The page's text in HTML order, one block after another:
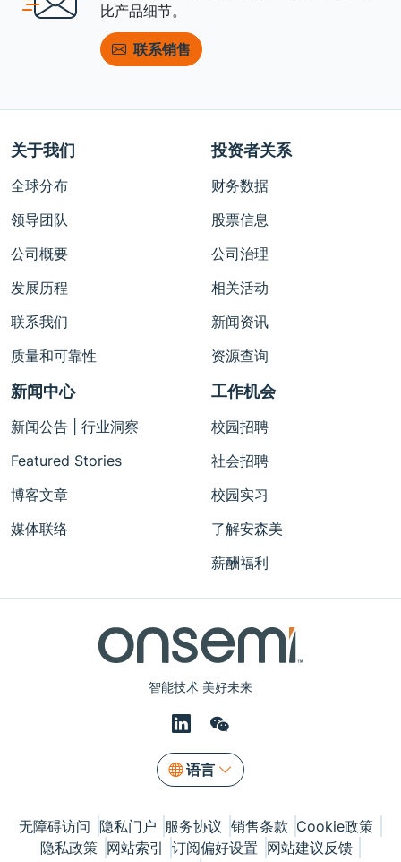
比产品细节。
联系销售
智能技术 美好未来
语言
关于我们
全球分布
领导团队
公司概要
发展历程
联系我们
质量和可靠性
投资者关系
财务数据
股票信息
公司治理
相关活动
新闻资讯
资源查询
新闻中心
新闻公告 | 行业洞察
Featured Stories
博客文章
媒体联络
工作机会
校园招聘
社会招聘
校园实习
了解安森美
薪酬福利
无障碍访问 隐私门户 服务协议 销售条款 Cookie政策
隐私政策 网站索引 订阅偏好设置 网站建议反馈